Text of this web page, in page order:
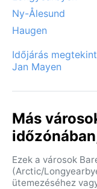
Ny-Ålesund
Haugen
Időjárás
Jan Mayen
Más
Ezek a városok
(Arctic/
ütemezéséhez